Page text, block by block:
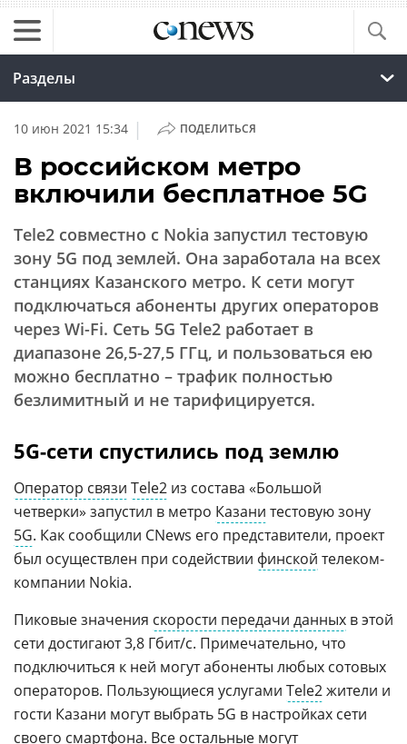
Разделы
10 июн 2021 15:34 | ПОДЕЛИТЬСЯ
В российском метро
включили бесплатное 5G
Tele2 совместно с Nokia запустил тестовую
зону 5G под землей. Она заработала на всех
станциях Казанского метро. К сети могут
подключаться абоненты других операторов
через Wi-Fi. Сеть 5G Tele2 работает в
диапазоне 26,5-27,5 ГГц, и пользоваться ею
можно бесплатно – трафик полностью
безлимитный и не тарифицируется.
5G-сети спустились под землю
Оператор связи Tele2 из состава «Большой
четверки» запустил в метро Казани тестовую зону
5G. Как сообщили CNews его представители, проект
был осуществлен при содействии финской телеком-
компании Nokia.
Пиковые значения скорости передачи данных в этой
сети достигают 3,8 Гбит/с. Примечательно, что
подключиться к ней могут абоненты любых сотовых
операторов. Пользующиеся услугами Tele2жители и
гости Казани могут выбрать 5G в настройках сети
своего смартфона. Все остальные могут